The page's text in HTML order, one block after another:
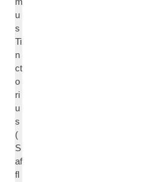
u
s
Ti
n
ct
o
ri
u
s
(
S
af
fl